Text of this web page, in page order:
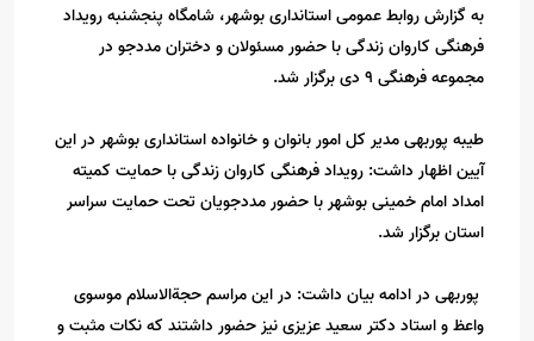
به گزارش روابط عمومی استانداری بوشهر، شامگاه پنجشنبه رویداد
فرهنگی کاروان زندگی با حضور مسئولان و دختران مددجو در
مجموعه فرهنگی ۹ دی برگزار شد.
طیبه پوربهی مدیر کل امور بانوان و خانواده استانداری بوشهر در این
آیین اظهار داشت: رویداد فرهنگی کاروان زندگی با حمایت کمیته
امداد امام خمینی بوشهر با حضور مددجویان تحت حمایت سراسر
استان برگزار شد.
پوربهی در ادامه بیان داشت: در این مراسم حجةالاسلام موسوی
واعظ و استاد دکتر سعید عزیزی نیز حضور داشتند که نکات مثبت و